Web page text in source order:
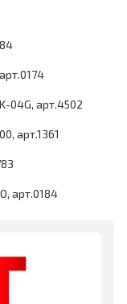
04G, арт.4502
арт.1361
арт.0184